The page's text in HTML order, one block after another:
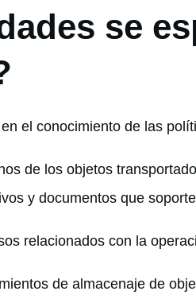
se
el conocimiento de las
de los objetos
y documentos que
relacionados con la
de almacenaje de